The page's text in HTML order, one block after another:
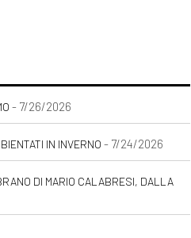
69
semplice, di
- 7/26/2026
IN INVERNO - 7/24/2026
DI MARIO CALABRESI, DALLA